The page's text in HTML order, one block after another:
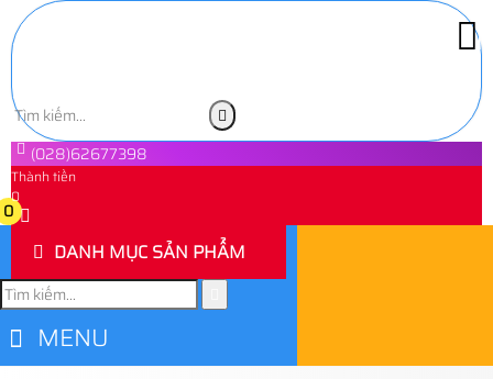
(028)62677398
Thành tiền
0
0
DANH MỤC SẢN PHẨM
MENU